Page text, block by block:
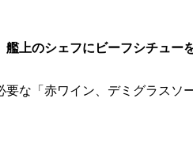
上のシェフにビーフシチュー
な「赤ワイン、デミグラスソー